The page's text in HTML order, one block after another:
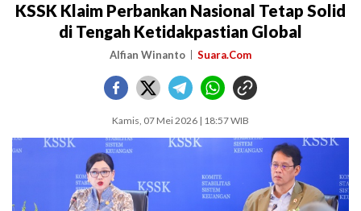
KSSK Klaim Perbankan Nasional Tetap Solid
di Tengah Ketidakpastian Global
Alfian Winanto Suara.Com
Kamis, 07 Mei 2026 | 18:57 WIB